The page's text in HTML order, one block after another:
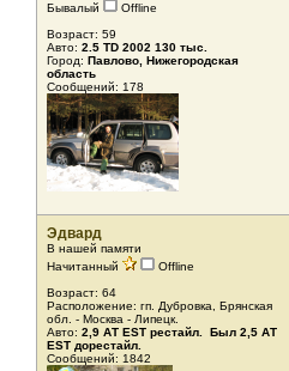
Бывалый
Offline
Возраст: 59
Авто: 2.5 TD 2002 130 тыс.
Город: Павлово, Нижегородская
область
Сообщений: 178
Эдвард
В нашей памяти
Начитанный
Offline
Возраст: 64
Расположение: гп. Дубровка, Брянская
обл. - Москва - Липецк.
Авто: 2,9 АТ EST рестайл. Был 2,5 АТ
ЕST дорестайл.
Сообщений: 1842